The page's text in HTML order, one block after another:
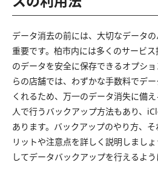
データ消去の前には、大切なデータ
重要です。柏市内には多くのサービ
のデータを安全に保存できるオプシ
らの店舗では、わずかな手数料でデ
くれるため、万一のデータ消失に備
人で行うバックアップ方法もあり、
あります。バックアップのやり方、
リットや注意点を詳しく説明しまし
してデータバックアップを行えるよう